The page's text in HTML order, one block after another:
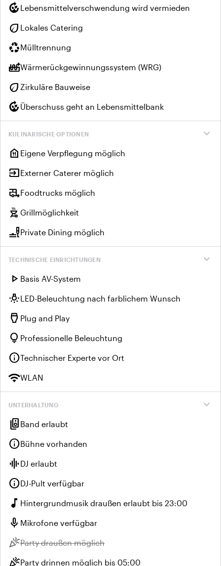
compost Lebensmittelverschwendung wird vermieden
eco Lokales Catering
recyclingMülltrennung
heat_pump_balanceWärmerückgewinnungssystem (WRG)
eco Zirkuläre Bauweise
compost Überschuss geht an Lebensmittelbank
expand_more
KULINARISCHE OPTIONEN
food_bank Eigene Verpflegung möglich
inputExterner Caterer möglich
rv_hookupFoodtrucks möglich
outdoor_grill Grillmöglichkeit
brunch_diningPrivate Dining möglich
expand_more
TECHNISCHE EINRICHTUNGEN
play_arrow Basis AV-System
wb_incandescentLED-Beleuchtung nach farblichem Wunsch
settings_input_hdmi Plug and Play
lightbulb Professionelle Beleuchtung
infoTechnischer Experte vor Ort
wifiWLAN
expand_more
UNTERHALTUNG
speaker_group Band erlaubt
infoBühne vorhanden
graphic_eq DJ erlaubt
infoDJ-Pult verfügbar
music_note Hintergrundmusik draußen erlaubt bis 23:00
mic Mikrofone verfügbar
celebrationNicht verfügbar:
Party draußen möglich
celebrationParty drinnen möglich bis 05:00